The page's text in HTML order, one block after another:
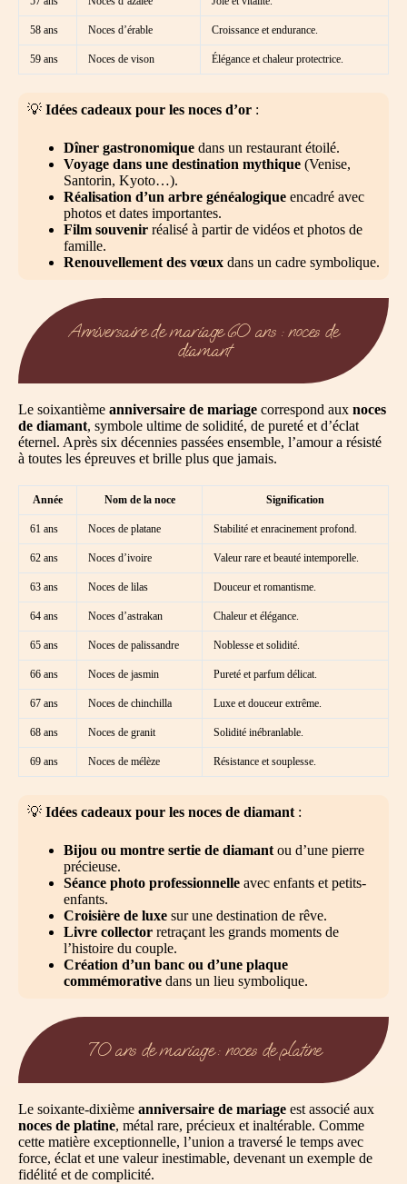
58 ans Noces d’érable Croissance et endurance.
59 ans Noces de vison Élégance et chaleur protectrice.
💡 Idées cadeaux pour les noces d’or :
Dîner gastronomique dans un restaurant étoilé.
Voyage dans une destination mythique (Venise,
Santorin, Kyoto…).
Réalisation d’un arbre généalogique encadré avec
photos et dates importantes.
Film souvenir réalisé à partir de vidéos et photos de
famille.
Renouvellement des vœux dans un cadre symbolique.
Anniversaire de mariage 60 ans : noces de
diamant
Le soixantième anniversaire de mariage correspond aux noces
de diamant, symbole ultime de solidité, de pureté et d’éclat
éternel. Après six décennies passées ensemble, l’amour a résisté
à toutes les épreuves et brille plus que jamais.
Année Nom de la noce Signification
61 ans Noces de platane Stabilité et enracinement profond.
62 ans Noces d’ivoire Valeur rare et beauté intemporelle.
63 ans Noces de lilas Douceur et romantisme.
64 ans Noces d’astrakan Chaleur et élégance.
65 ans Noces de palissandre Noblesse et solidité.
66 ans Noces de jasmin Pureté et parfum délicat.
67 ans Noces de chinchilla Luxe et douceur extrême.
68 ans Noces de granit Solidité inébranlable.
69 ans Noces de mélèze Résistance et souplesse.
💡 Idées cadeaux pour les noces de diamant:
Bijou ou montre sertie de diamantou d’une pierre
précieuse.
Séance photo professionnelle avec enfants et petits-
enfants.
Croisière de luxe sur une destination de rêve.
Livre collector retraçant les grands moments de
l’histoire du couple.
Création d’un banc ou d’une plaque
commémorative dans un lieu symbolique.
70 ans de mariage : noces de platine
Le soixante-dixième anniversaire de mariage est associé aux
noces de platine, métal rare, précieux et inaltérable. Comme
cette matière exceptionnelle, l’union a traversé le temps avec
force, éclat et une valeur inestimable, devenant un exemple de
fidélité et de complicité.